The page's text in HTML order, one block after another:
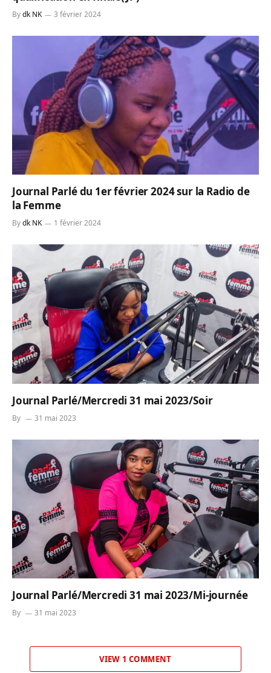
Bydk NK 3 février 2024
Journal Parlé du 1er février 2024 sur la Radio de
la Femme
Bydk NK 1 février 2024
Journal Parlé/Mercredi 31 mai 2023/Soir
By 31 mai 2023
Journal Parlé/Mercredi 31 mai 2023/Mi-journée
By 31 mai 2023
VIEW 1 COMMENT